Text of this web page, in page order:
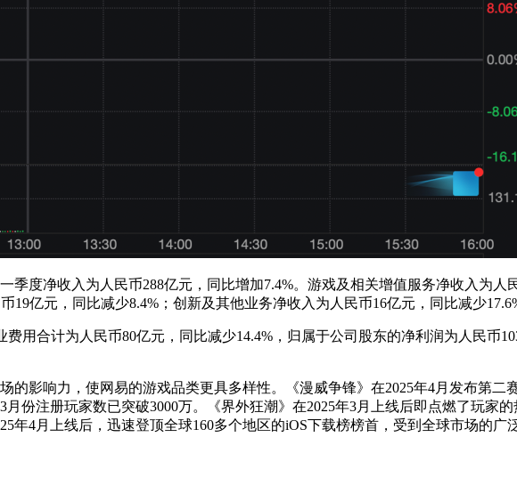
季度净收入为人民币288亿元，同比增加7.4%。游戏及相关增值服务净收入为人
亿元，同比减少8.4%；创新及其他业务净收入为人民币16亿元，同比减少
用合计为人民币80亿元，同比减少14.4%，归属于公司股东的净利润为人民币
影响力，使网易的游戏品类更具多样性。《漫威争锋》在2025年4月发布第二
份注册玩家数已突破3000万。《界外狂潮》在2025年3月上线后即点燃了玩家
4月上线后，迅速登顶全球160多个地区的iOS下载榜榜首，受到全球市场的广